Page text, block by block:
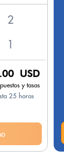
USD
y tasas
25 horas